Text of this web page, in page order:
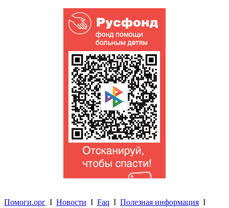
Помоги.орг I Новости I Faq I Полезная информация I